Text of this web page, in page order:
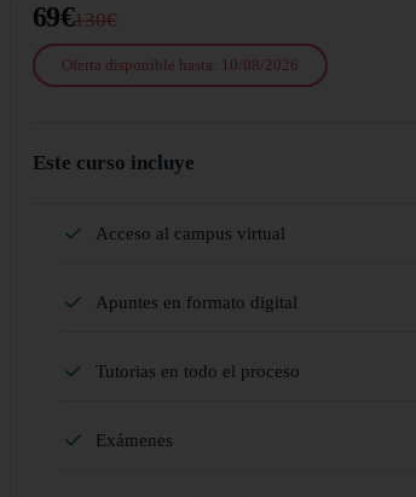
69€130€
Oferta disponible hasta: 10/08/2026
Este curso incluye
Acceso al campus virtual
Apuntes en formato digital
Tutorias en todo el proceso
Exámenes